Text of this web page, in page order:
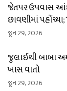
જેતપર ઉપવાસ
છાવણીમાં
જૂન 29, 2026
જુલાઈથી બાબા
ખાસ વાતો
જૂન 29, 2026